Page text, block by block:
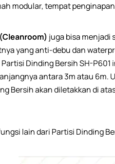
modular, tempat
juga bisa menjadi
yang anti-debu dan
Dinding Bersih SH-
antara 3m atau 6m.
Bersih akan diletakkan di
lain dari Partisi Dinding